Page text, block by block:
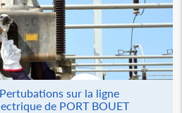
sur la ligne
de PORT BOUET